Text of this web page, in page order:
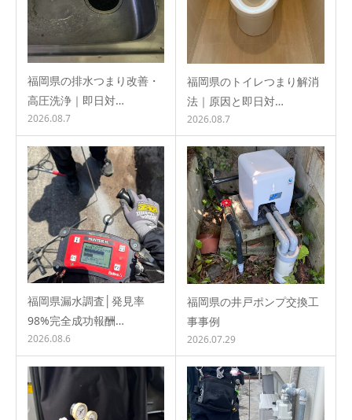
福岡県の排水つまり改善・
高圧洗浄｜即日対…
2026.08.7
福岡県のトイレつまり解消
法｜原因と即日対…
2026.08.7
福岡県漏水調査│発見率
98%完全成功報酬…
2026.08.6
福岡県の井戸ポンプ交換工
事事例
2026.07.29